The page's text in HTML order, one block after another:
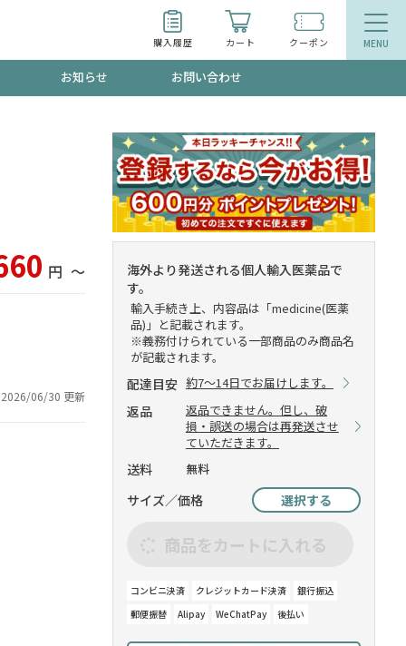
購入履歴 カート クーポン
食品
得なクーポン"3種類"出現中！今月のスト
！今すぐ使えるクーポンプレゼント中！！
集！限定クーポンも不定期配信
お知らせ お問い合わせ
円 〜
2026/06/30 更新
海外より発送される個人輸入医薬品で
す。
輸入手続き上、内容品は「medicine(医薬
品)」と記載されます。
※義務付けられている一部商品のみ商品名
が記載されます。
配達目安 約7～14日でお届けします。
返品
返品できません。但し、破
損・誤送の場合は再発送させ
ていただきます。
送料 無料
サイズ／価格 選択する
商品をカートに入れる
コンビニ決済 クレジットカード決済
銀行振込
郵便振替
Alipay WeChatPay 後払い